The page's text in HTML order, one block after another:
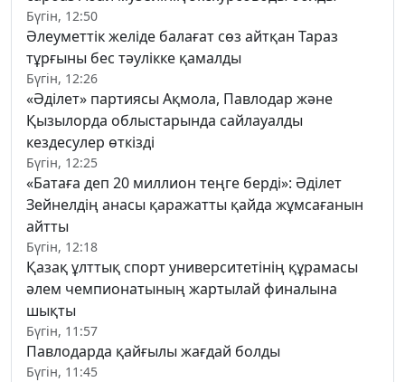
Бүгін, 12:50
Әлеуметтік желіде балағат сөз айтқан Тараз
тұрғыны бес тәулікке қамалды
Бүгін, 12:26
«Әділет» партиясы Ақмола, Павлодар және
Қызылорда облыстарында сайлауалды
кездесулер өткізді
Бүгін, 12:25
«Батаға деп 20 миллион теңге берді»: Әділет
Зейнелдің анасы қаражатты қайда жұмсағанын
айтты
Бүгін, 12:18
Қазақ ұлттық спорт университетінің құрамасы
әлем чемпионатының жартылай финалына
шықты
Бүгін, 11:57
Павлодарда қайғылы жағдай болды
Бүгін, 11:45